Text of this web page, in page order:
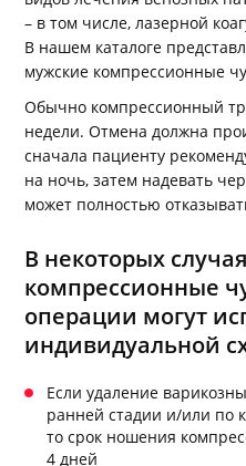
– в том числе, лазерной
В нашем каталоге
мужские компрессионные
Обычно компрессионный
недели. Отмена должна
сначала пациенту
на ночь, затем надевать
может полностью
В некоторых
компрессионные
операции могут
индивидуальной
Если удаление
ранней стадии и/или по
то срок ношения
4 дней